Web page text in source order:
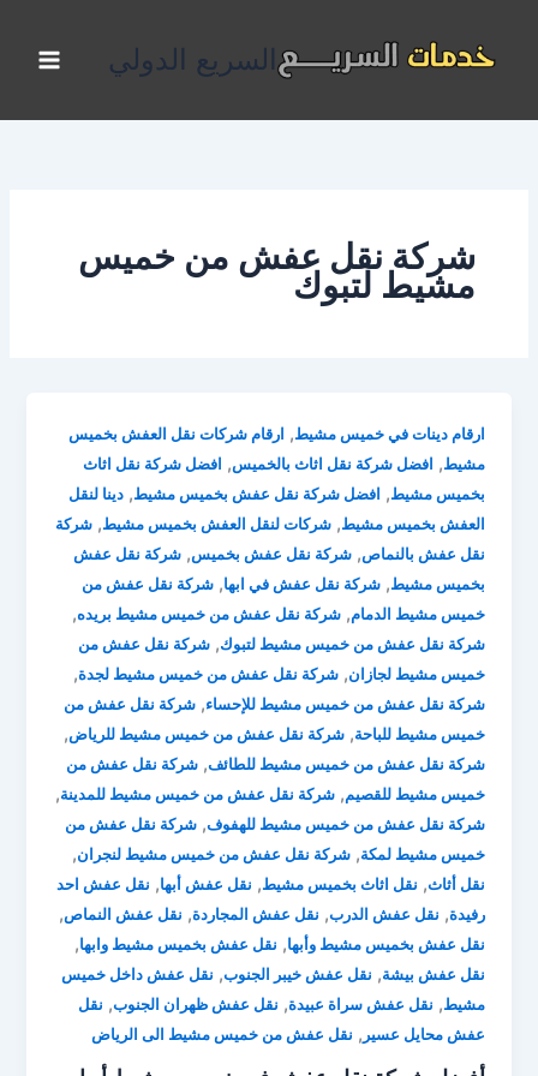
المحتوى
السريع الدولي
شركة نقل عفش من خميس
مشيط لتبوك
ارقام دينات في خميس مشيط, ارقام شركات نقل العفش بخميس
مشيط, افضل شركة نقل اثاث بالخميس, افضل شركة نقل اثاث
بخميس مشيط, افضل شركة نقل عفش بخميس مشيط,دينا لنقل
العفش بخميس مشيط,شركات لنقل العفش بخميس مشيط,شركة
نقل عفش بالنماص,شركة نقل عفش بخميس,شركة نقل عفش
بخميس مشيط,شركة نقل عفش في ابها,شركة نقل عفش من
خميس مشيط الدمام,شركة نقل عفش من خميس مشيط بريده,
شركة نقل عفش من خميس مشيط لتبوك,شركة نقل عفش من
خميس مشيط لجازان,شركة نقل عفش من خميس مشيط لجدة,
شركة نقل عفش من خميس مشيط للإحساء,شركة نقل عفش من
خميس مشيط للباحة,شركة نقل عفش من خميس مشيط للرياض,
شركة نقل عفش من خميس مشيط للطائف,شركة نقل عفش من
خميس مشيط للقصيم,شركة نقل عفش من خميس مشيط للمدينة,
شركة نقل عفش من خميس مشيط للهفوف,شركة نقل عفش من
خميس مشيط لمكة,شركة نقل عفش من خميس مشيط لنجران,
نقل أثاث, نقل اثاث بخميس مشيط, نقل عفش أبها, نقل عفش احد
رفيدة, نقل عفش الدرب, نقل عفش المجاردة, نقل عفش النماص,
نقل عفش بخميس مشيط وأبها, نقل عفش بخميس مشيط وابها,
نقل عفش بيشة, نقل عفش خيبر الجنوب, نقل عفش داخل خميس
مشيط, نقل عفش سراة عبيدة, نقل عفش ظهران الجنوب, نقل
عفش محايل عسير , نقل عفش من خميس مشيط الى الرياض